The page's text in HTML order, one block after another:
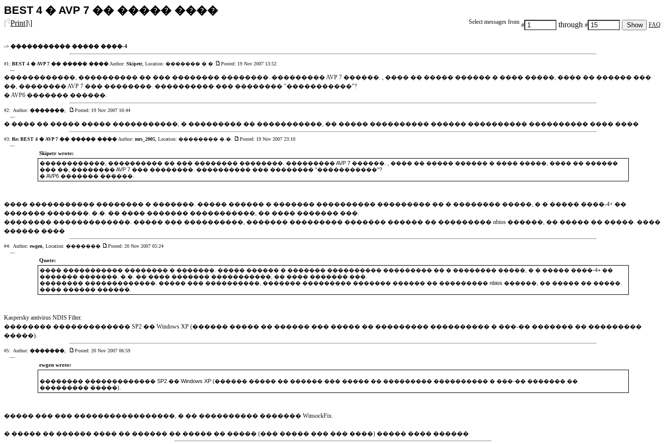
BEST 4 � AVP 7 �� ����� ����
Select messages from # through # FAQ
[/[Print]\]
-> ����������� ����� ����-4
#1: BEST 4 � AVP 7 �� ����� ���� Author: Skipetr, Location: ������� � �
Posted: 19 Nov 2007 13:52
—
������������, ���������� �� ��� �������� ��������. ��������� AVP 7 ������. , ���� �� ����� ������ � ���� �����, ���� �� ������ ���
��, �������� AVP 7 ��� ��������. ���������� ��� �������� "�����������"?
� AVP6 ������� ������.
#2: Author: �������
Posted: 19 Nov 2007 16:44
—
� ���� �� ����� ����� �����������, � ��������� �� �����������, �� ����� ���������� ������ ���������� ���������� ���� ����
#3: Re: BEST 4 � AVP 7 �� ����� ���� Author: mrs_2005 Location: �������� �.�.
Posted: 19 Nov 2007 23:10
—
Skipetr wrote:
������������, ���������� �� ��� �������� ��������. ��������� AVP 7 ������. , ���� �� ����� ������ � ���� �����, ���� �� ������
��� ��, �������� AVP 7 ��� ��������. ���������� ��� �������� "�����������"?
� AVP6 ������� ������.
���� ����������� �������� � �������. ����� ������ � ������� ���������� ��������� �� � �������� �����, � � ����� ����-4+ ��
������� �������. �.�. �� ���� ������� �����������, �� ���� ������� ���.
�������� �������������. ����� ��� ����������, ������� ��������� ������� ������ �� ��������� nbios ������, �� ����� �� �����. ����
������ ����
#4: Author: ewgen Location: �������
Posted: 20 Nov 2007 05:24
—
Quote:
���� ����������� �������� � �������. ����� ������ � ������� ���������� ��������� �� � �������� �����, � � ����� ����-4+ ��
������� �������. �.�. �� ���� ������� �����������, �� ���� ������� ���.
�������� �������������. ����� ��� ����������, ������� ��������� ������� ������ �� ��������� nbios ������, �� ����� �� �����.
���� ������ ������.
Kaspersky antivirus NDIS Filter.
�������� ������������� SP2 �� Windows XP (������ ����� �� ������ ��� ����� �� ��������� ���������� � ���-�� ������� �� ���������
�����).
#5: Author: �������
Posted: 20 Nov 2007 06:59
—
ewgen wrote:
�������� ������������� SP2 �� Windows XP (������ ����� �� ������ ��� ����� �� ��������� ���������� � ���-�� ������� ��
��������� �����).
����� ��� ��� �����������������, � �� ���������� ������� WinsockFix.
� ����� �� ������ ���� �� ������ �� ����� �� ����� (��� ����� ��� ��� ����) ����� ���� ������